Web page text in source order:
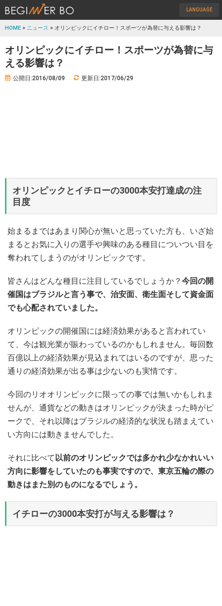
LANGUAGE
HOME > ニュース > オリンピックにイチロー！スポーツが為替に与える影響は？
オリンピックにイチロー！スポーツが為替に与
える影響は？
公開日:2016/08/09 更新日:2017/06/29
オリンピックとイチローの3000本安打達成の注
目度
始まるまではあまり関心が無いと思っていた方も、いざ始
まるとお気に入りの選手や興味のある種目についつい目を
奪われてしまうのがオリンピックです。
皆さんはどんな種目に注目しているでしょうか？ 今回の開
催国はブラジルと言う事で、治安面、衛生面そして資金面
でも心配されていました。
オリンピックの開催国には経済効果があると言われてい
て、今は観光業が賑わっているのかもしれません。毎回数
百億以上の経済効果が見込まれてはいるのですが、思った
通りの経済効果が出る事は少ないのも実情です。
今回のリオオリンピックに限っての事では無いかもしれま
せんが、通貨などの動きはオリンピックが決まった時がピ
ークで、それ以降はブラジルの経済的な状況も踏まえてい
い方向には動きませんでした。
それに比べて以前のオリンピックでは多かれ少なかれいい
方向に影響をしていたのも事実ですので、東京五輪の際の
動きはまた別のものになるでしょう。
イチローの3000本安打が与える影響は？